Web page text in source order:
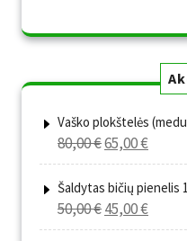
Vaško plokštelės
80,00€Original
price
was:
80,00 €.
65,00€Current
price
is:
65,00 €.
Šaldytas bičių pienelis
50,00€Original
price
45,00€Current
price